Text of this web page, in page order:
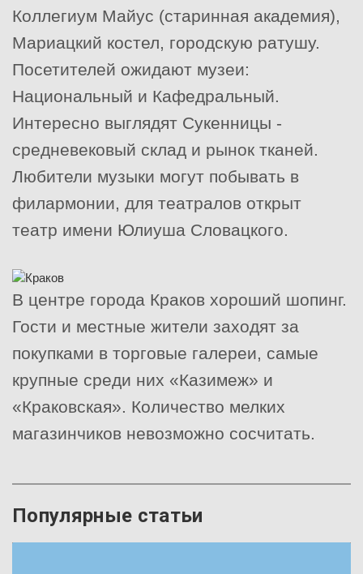
Коллегиум Майус (старинная академия),
Мариацкий костел, городскую ратушу.
Посетителей ожидают музеи:
Национальный и Кафедральный.
Интересно выглядят Сукенницы -
средневековый склад и рынок тканей.
Любители музыки могут побывать в
филармонии, для театралов открыт
театр имени Юлиуша Словацкого.
В центре города Краков хороший шопинг.
Гости и местные жители заходят за
покупками в торговые галереи, самые
крупные среди них «Казимеж» и
«Краковская». Количество мелких
магазинчиков невозможно сосчитать.
Популярные статьи